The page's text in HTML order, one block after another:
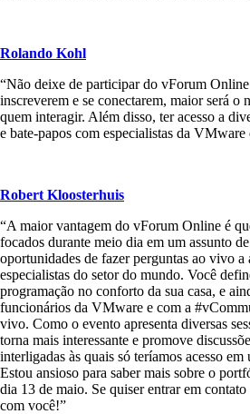
Rolando Kohl
“Não deixe de participar do vForum
inscreverem e se conectarem, maior será o
quem interagir. Além disso, ter acesso a
e bate-papos com especialistas da
Robert Kloosterhuis
“A maior vantagem do vForum Online é
focados durante meio dia em um assunto
oportunidades de fazer perguntas ao vivo a
especialistas do setor do mundo. Você
programação no conforto da sua casa, e
funcionários da VMware e com a
vivo. Como o evento apresenta diversas
torna mais interessante e promove
interligadas às quais só teríamos acesso
Estou ansioso para saber mais sobre o
dia 13 de maio. Se quiser entrar em
com você!”